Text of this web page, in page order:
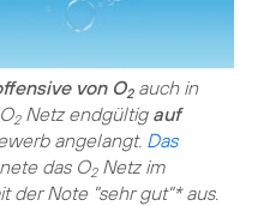
von O2auch in
2Netz endgültig auf
angelangt. Das
das O2Netz im
der Note "sehr gut"* aus.